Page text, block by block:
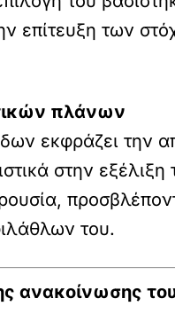
επίτευξη των
πλάνων
εκφράζει την
στην
του.
ανακοίνωσης